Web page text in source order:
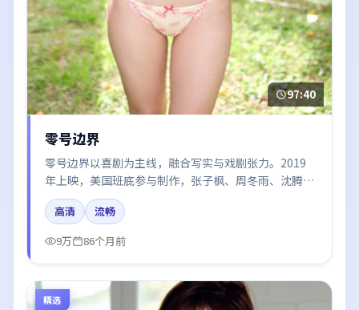
97:40
零号边界
零号边界以喜剧为主线，融合写实与戏剧张力。2019
年上映，美国班底参与制作，张子枫、周冬雨、沈腾、
杨幂、张译在片中呈现细腻表演，影像风格统一，配乐
与剪辑强化了情绪曲线。
高清
流畅
9万
86个月前
精选